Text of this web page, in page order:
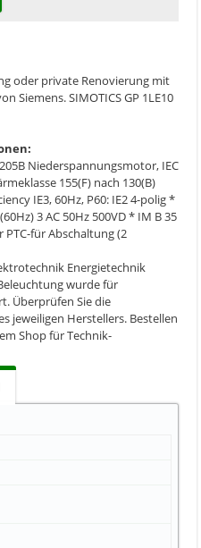
oder private Renovierung mit
Siemens. SIMOTICS GP 1LE10
Niederspannungsmotor, IEC
155(F) nach 130(B)
IE3, 60Hz, P60: IE2 4-polig *
3 AC 50Hz 500VD * IM B 35
PTC-für Abschaltung (2
Energietechnik
wurde für
Überprüfen Sie die
jeweiligen Herstellers. Bestellen
Shop für Technik-